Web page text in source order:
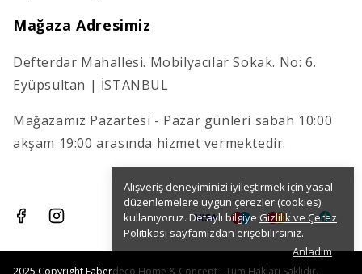
Alışveriş deneyiminizi iyileştirmek için yasal
düzenlemelere uygun çerezler (cookies)
kullanıyoruz. Detaylı bilgiye Gizlilik ve Çerez
Politikası sayfamızdan erişebilirsiniz.
Anladım
Mağaza Adresimiz
Defterdar Mahallesi. Mobilyacılar Sokak. No: 6.
Eyüpsultan | İSTANBUL
Mağazamız Pazartesi - Pazar günleri sabah 10:00
akşam 19:00 arasında hizmet vermektedir.
2025 Copyright Faberdeco Home & Concept - Tüm Hakları Saklıdır.